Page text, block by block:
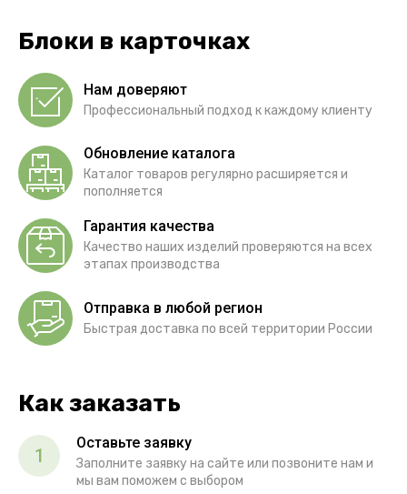
Блоки в карточках
Нам доверяют
Профессиональный подход к каждому клиенту
Обновление каталога
Каталог товаров регулярно расширяется и
пополняется
Гарантия качества
Качество наших изделий проверяются на всех
этапах производства
Отправка в любой регион
Быстрая доставка по всей территории России
Как заказать
1
Оставьте заявку
Заполните заявку на сайте или позвоните нам и
мы вам поможем с выбором